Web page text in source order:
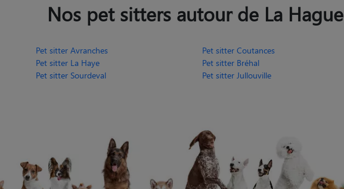
Nos pet sitters autour de La Hague
Pet sitter Avranches Pet sitter Coutances
Pet sitter La Haye Pet sitter Bréhal
Pet sitter Sourdeval Pet sitter Jullouville